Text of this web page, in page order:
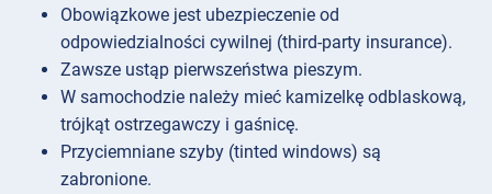
Obowiązkowe jest ubezpieczenie od
odpowiedzialności cywilnej (third-party insurance).
Zawsze ustąp pierwszeństwa pieszym.
W samochodzie należy mieć kamizelkę odblaskową,
trójkąt ostrzegawczy i gaśnicę.
Przyciemniane szyby (tinted windows) są
zabronione.